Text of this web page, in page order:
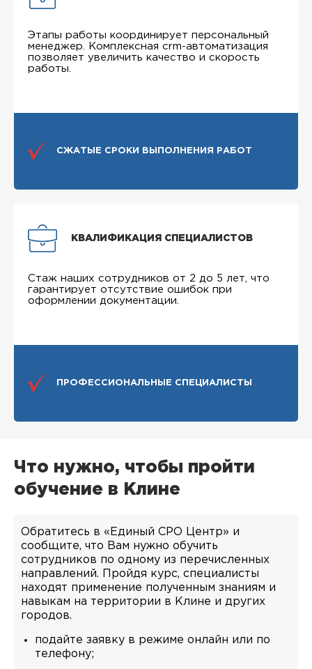
Этапы работы координирует персональный
менеджер. Комплексная crm-автоматизация
позволяет увеличить качество и скорость
работы.
СЖАТЫЕ СРОКИ ВЫПОЛНЕНИЯ РАБОТ
КВАЛИФИКАЦИЯ СПЕЦИАЛИСТОВ
Стаж наших сотрудников от 2 до 5 лет, что
гарантирует отсутствие ошибок при
оформлении документации.
ПРОФЕССИОНАЛЬНЫЕ СПЕЦИАЛИСТЫ
Что нужно, чтобы пройти
обучение в Клине
Обратитесь в «Единый СРО Центр» и
сообщите, что Вам нужно обучить
сотрудников по одному из перечисленных
направлений. Пройдя курс, специалисты
находят применение полученным знаниям и
навыкам на территории в Клине и других
городов.
подайте заявку в режиме онлайн или по
телефону;